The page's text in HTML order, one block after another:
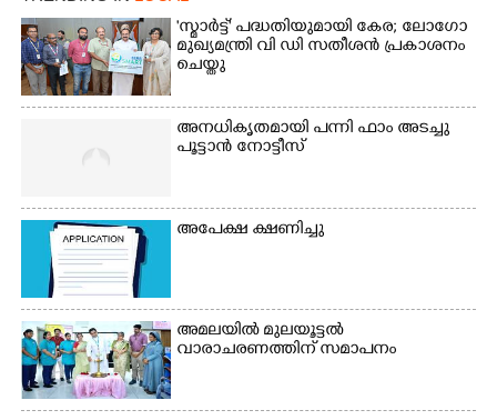
'സ്മാർട്ട്' പദ്ധതിയുമായി കേര; ലോഗോ
മുഖ്യമന്ത്രി വി ഡി സതീശൻ പ്രകാശനം
ചെയ്തു
അനധികൃതമായി പന്നി ഫാം അടച്ചു
പൂട്ടാൻ നോട്ടീസ്
അപേക്ഷ ക്ഷണിച്ചു
അമലയിൽ മുലയൂട്ടൽ
വാരാചരണത്തിന് സമാപനം
×
Share this link